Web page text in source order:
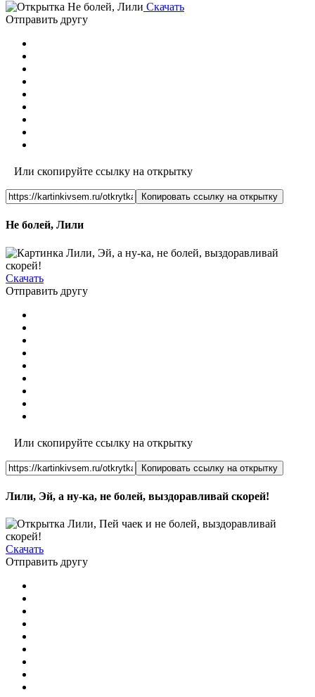
Скачать
Отправить другу
Или скопируйте ссылку на открытку
Копировать ссылку на открытку
Не болей, Лили
Скачать
Отправить другу
Или скопируйте ссылку на открытку
Копировать ссылку на открытку
Лили, Эй, а ну-ка, не болей, выздоравливай скорей!
Скачать
Отправить другу